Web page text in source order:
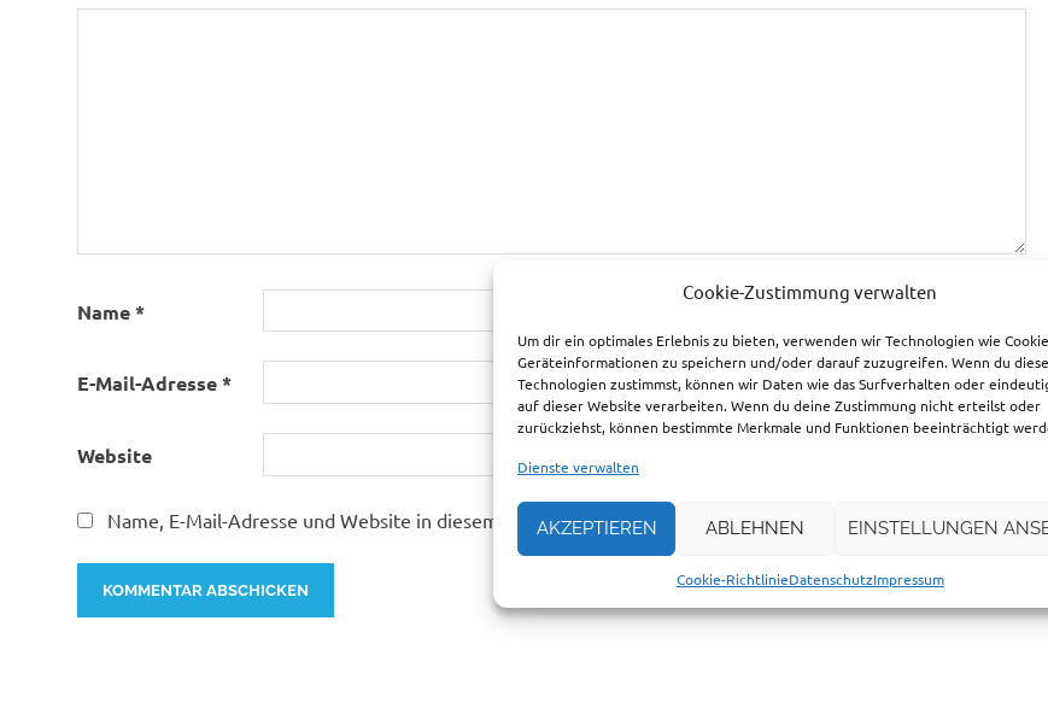
Cookie-Zustimmung verwalten
Um dir ein optimales Erlebnis zu bieten, verwenden wir Technologien wie
Geräteinformationen zu speichern und/oder darauf zuzugreifen. Wenn du
Technologien zustimmst, können wir Daten wie das Surfverhalten oder
auf dieser Website verarbeiten. Wenn du deine Zustimmung nicht erteilst oder
zurückziehst, können bestimmte Merkmale und Funktionen beeinträchtigt
Dienste verwalten
AKZEPTIEREN ABLEHNEN EINSTELLUNGEN
Cookie-RichtlinieDatenschutzImpressum
Name*
E-Mail-Adresse*
Website
Name, E-Mail-Adresse und Website in diesem Browser für meinen nächsten Kommentar speichern.